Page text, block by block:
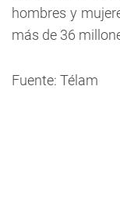
hombres y
más de 36
Fuente: Télam